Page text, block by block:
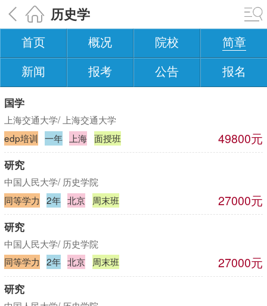
历史学
首页 概况 院校
简章
新闻
报考 公告 报名
国学
上海交通大学/ 上海交通大学
edp培训 一年 上海 面授班 49800元
研究
中国人民大学/ 历史学院
同等学力 2年 北京 周末班 27000元
研究
中国人民大学/ 历史学院
同等学力 2年 北京 周末班 27000元
研究